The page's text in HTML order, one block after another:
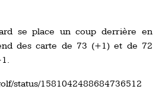
se place un coup derrière en
des carte de 73 (+1) et de 72
status/1581042488684736512